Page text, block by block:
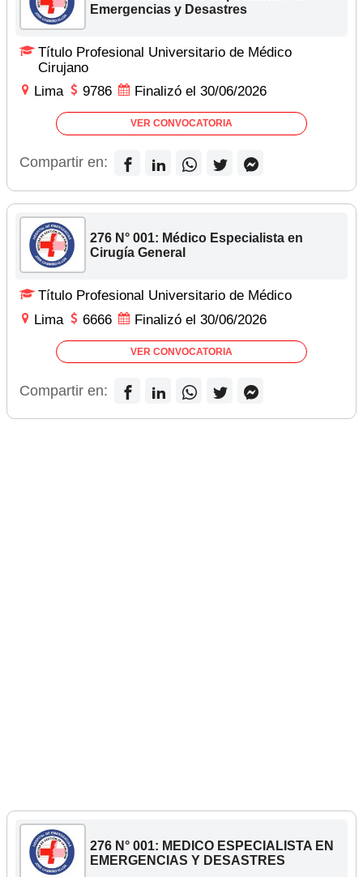
Emergencias y Desastres
Título Profesional Universitario de Médico
Cirujano
Lima
9786 Finalizó el 30/06/2026
VER CONVOCATORIA
Compartir en:
276 N° 001: Médico Especialista en
Cirugía General
Título Profesional Universitario de Médico
Lima
6666 Finalizó el 30/06/2026
VER CONVOCATORIA
Compartir en:
276 N° 001: MEDICO ESPECIALISTA EN
EMERGENCIAS Y DESASTRES